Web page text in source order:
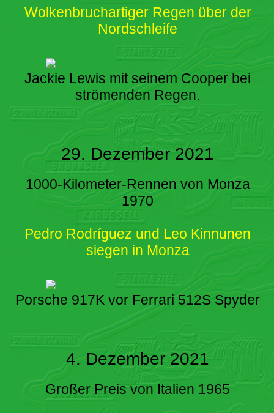
Wolkenbruchartiger Regen über der
Nordschleife
Jackie Lewis mit seinem Cooper bei
strömenden Regen.
29. Dezember 2021
1000-Kilometer-Rennen von Monza
1970
Pedro Rodríguez und Leo Kinnunen
siegen in Monza
Porsche 917K vor Ferrari 512S Spyder
4. Dezember 2021
Großer Preis von Italien 1965